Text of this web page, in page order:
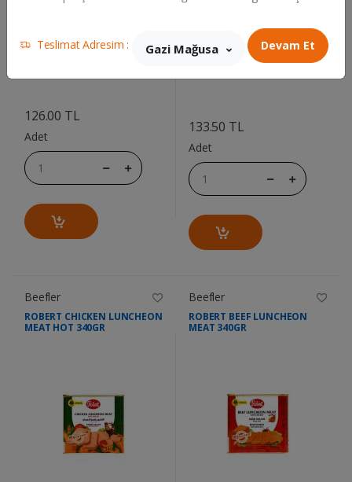
126.00 TL
Adet
133.50 TL
Adet
Beefler
ROBERT CHICKEN LUNCHEON
MEAT HOT 340GR
Beefler
ROBERT BEEF LUNCHEON
MEAT 340GR
Teslimat Adresim : Gazi Mağusa Devam Et